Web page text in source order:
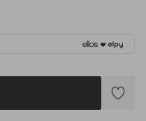
Tilføj